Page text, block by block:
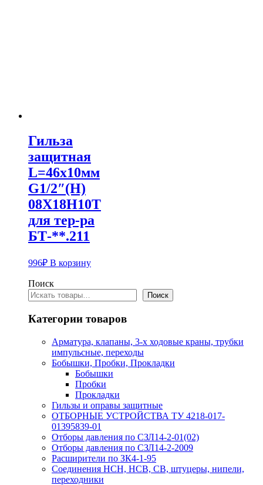
Гильза
защитная
L=46х10мм
G1/2″(Н)
08Х18Н10Т
для тер-ра
БТ-**.211
996₽ В корзину
Поиск
Поиск
Категории товаров
Арматура, клапаны, 3-х ходовые краны, трубки
импульсные, переходы
Бобышки, Пробки, Прокладки
Бобышки
Пробки
Прокладки
Гильзы и оправы защитные
ОТБОРНЫЕ УСТРОЙСТВА ТУ 4218-017-
01395839-01
Отборы давления по СЗЛ14-2-01(02)
Отборы давления по СЗЛ14-2-2009
Расширители по ЗК4-1-95
Соединения НСН, НСВ, СВ, штуцеры, нипели,
переходники